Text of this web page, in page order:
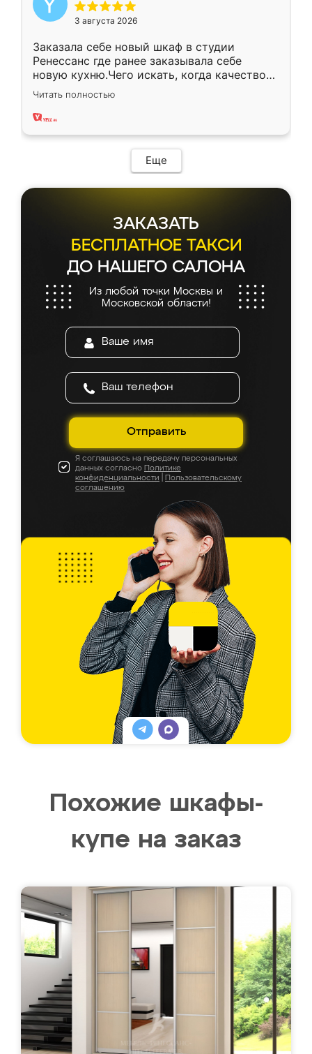
3 августа 2026
Заказала себе новый шкаф в студии
Ренессанс где ранее заказывала себе
новую кухню.Чего искать, когда качеством
вполне довольна. Служит кухня уже почти
два года, нареканий нет.
Читать полностью
Еще
ЗАКАЗАТЬ
БЕСПЛАТНОЕ ТАКСИ
ДО НАШЕГО САЛОНА
Из любой точки Москвы и
Московской области!
Отправить
Я соглашаюсь на передачу персональных
данных согласно Политике
конфиденциальности
Пользовательскому
соглашению
Похожие шкафы-
купе на заказ